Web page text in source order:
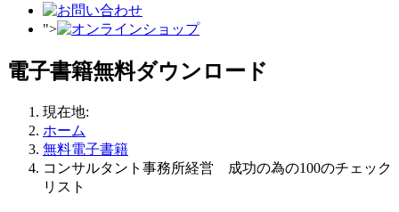
">
電子書籍無料ダウンロード
現在地:
ホーム
無料電子書籍
コンサルタント事務所経営 成功の為の100のチェック
リスト